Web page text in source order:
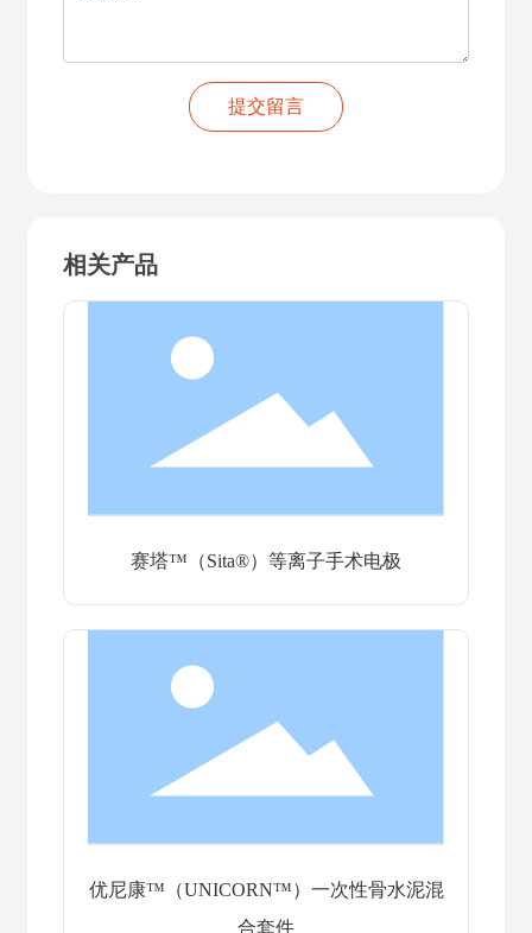
提交留言
相关产品
赛塔™（Sita®）等离子手术电极
优尼康™（UNICORN™）一次性骨水泥混
合套件